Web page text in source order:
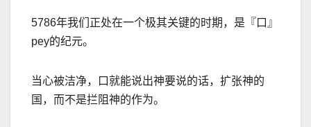
5786年我们正处在一个极其关键的时期，是『口』
pey的纪元。
当心被洁净，口就能说出神要说的话，扩张神的
国，而不是拦阻神的作为。